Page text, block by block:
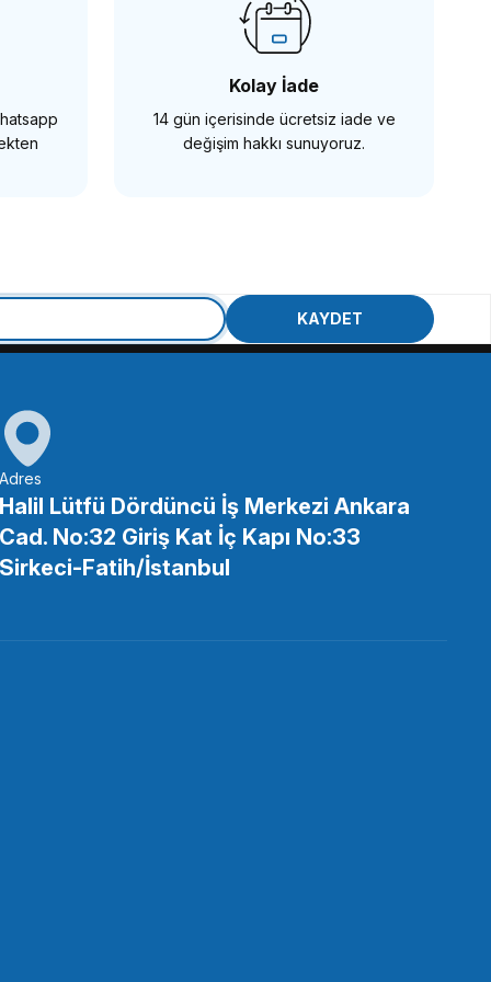
EKLE
190,65 TL
Kolay İade
14 gün içerisinde ücretsiz iade ve
değişim hakkı sunuyoruz.
KAYDET
Adres
Halil Lütfü Dördüncü İş Merkezi Ankara
Cad. No:32 Giriş Kat İç Kapı No:33
Sirkeci-Fatih/İstanbul